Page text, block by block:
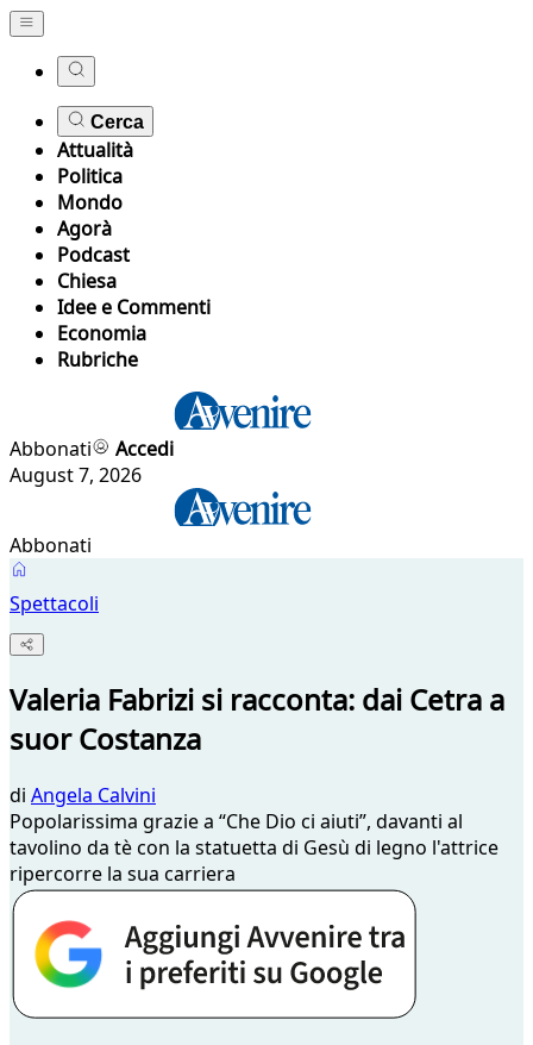
Cerca
Attualità
Politica
Mondo
Agorà
Podcast
Chiesa
Idee e Commenti
Economia
Rubriche
Abbonati
Accedi
August 7, 2026
Abbonati
Spettacoli
Valeria Fabrizi si racconta: dai Cetra a
suor Costanza
di Angela Calvini
Popolarissima grazie a “Che Dio ci aiuti”, davanti al
tavolino da tè con la statuetta di Gesù di legno l'attrice
ripercorre la sua carriera